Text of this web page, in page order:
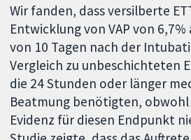
Wir fanden, dass versilberte
Entwicklung von VAP von
von 10 Tagen nach der
Vergleich zu unbeschichteten
die 24 Stunden oder länger
Beatmung benötigten,
Evidenz für diesen Endpunkt